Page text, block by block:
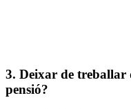
3. Deixar de treballar
pensió?